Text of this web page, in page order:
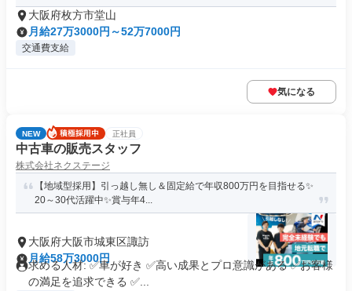
大阪府枚方市堂山
月給27万3000円～52万7000円
交通費支給
気になる
NEW 正社員
中古車の販売スタッフ
株式会社ネクステージ
【地域型採用】引っ越し無し＆固定給で年収800万円を目指せる✨
20～30代活躍中✨賞与年4...
大阪府大阪市城東区諏訪
月給58万3000円
求める人材: ✅車が好き ✅高い成果とプロ意識がある ✅お客様
の満足を追求できる ✅...